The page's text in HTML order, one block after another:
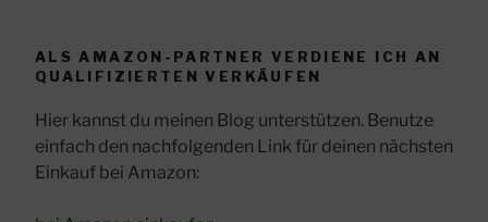
ALS AMAZON-PARTNER VERDIENE ICH AN
QUALIFIZIERTEN VERKÄUFEN
Hier kannst du meinen Blog unterstützen. Benutze
einfach den nachfolgenden Link für deinen nächsten
Einkauf bei Amazon: